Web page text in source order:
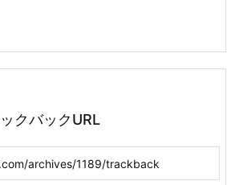
クバックURL